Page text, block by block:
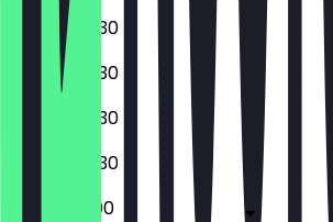
08:30 - 20:30
08:30 - 20:30
08:30 - 20:30
08:30 - 20:30
08:30 - 21:00